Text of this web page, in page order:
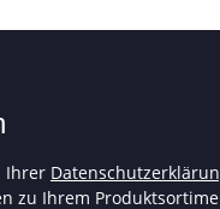
Ihrer
zu Ihrem